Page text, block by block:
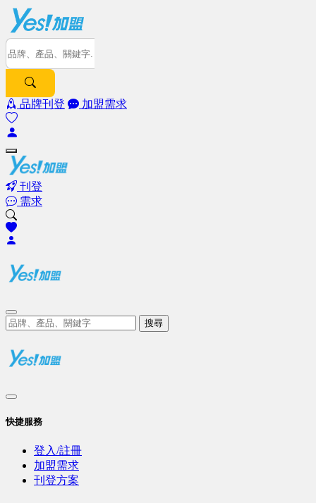
品牌刊登 加盟需求
刊登
需求
搜尋
快捷服務
登入/註冊
加盟需求
刊登方案